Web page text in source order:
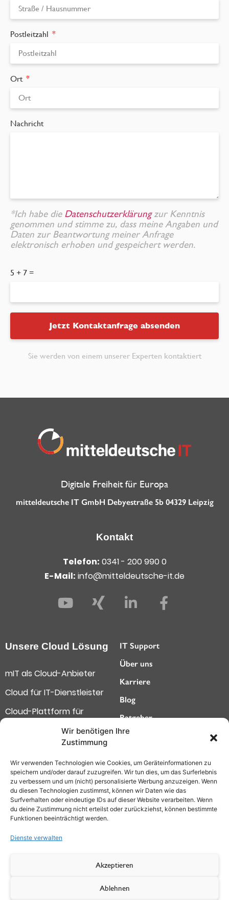
Wir benötigen Ihre
Zustimmung
Wir verwenden Technologien wie Cookies, um Geräteinformationen zu
speichern und/oder darauf zuzugreifen. Wir tun dies, um das Surferlebnis
zu verbessern und um (nicht) personalisierte Werbung anzuzeigen. Wenn
du diesen Technologien zustimmst, können wir Daten wie das
Surfverhalten oder eindeutige IDs auf dieser Website verarbeiten. Wenn
du deine Zustimmung nicht erteilst oder zurückziehst, können bestimmte
Funktionen beeinträchtigt werden.
Dienste verwalten
Akzeptieren
Ablehnen
Postleitzahl
Ort
Nachricht
*Ich habe die Datenschutzerklärungzur Kenntnis
genommen und stimme zu, dass meine Angaben und
Daten zur Beantwortung meiner Anfrage
elektronisch erhoben und gespeichert werden.
5 + 7 =
Jetzt Kontaktanfrage absenden
Sie werden von einem unserer Experten kontaktiert
Digitale Freiheit für Europa
mitteldeutsche IT GmbH Debyestraße 5b 04329 Leipzig
Kontakt
Telefon: 0341 - 200 990 0
E-Mail: info@mitteldeutsche-it.de
Unsere Cloud Lösung
mIT als Cloud-Anbieter
Cloud für IT-Dienstleister
Cloud-Plattform für
Softwarehersteller
Highspeed-Internet für
attraktive Städte
Deutsche next Level
Cloud-Office
IT Support
Über uns
Karriere
Blog
Ratgeber
Kundencenter
Datenschutz
Impressum
AGB (Privatkunden)